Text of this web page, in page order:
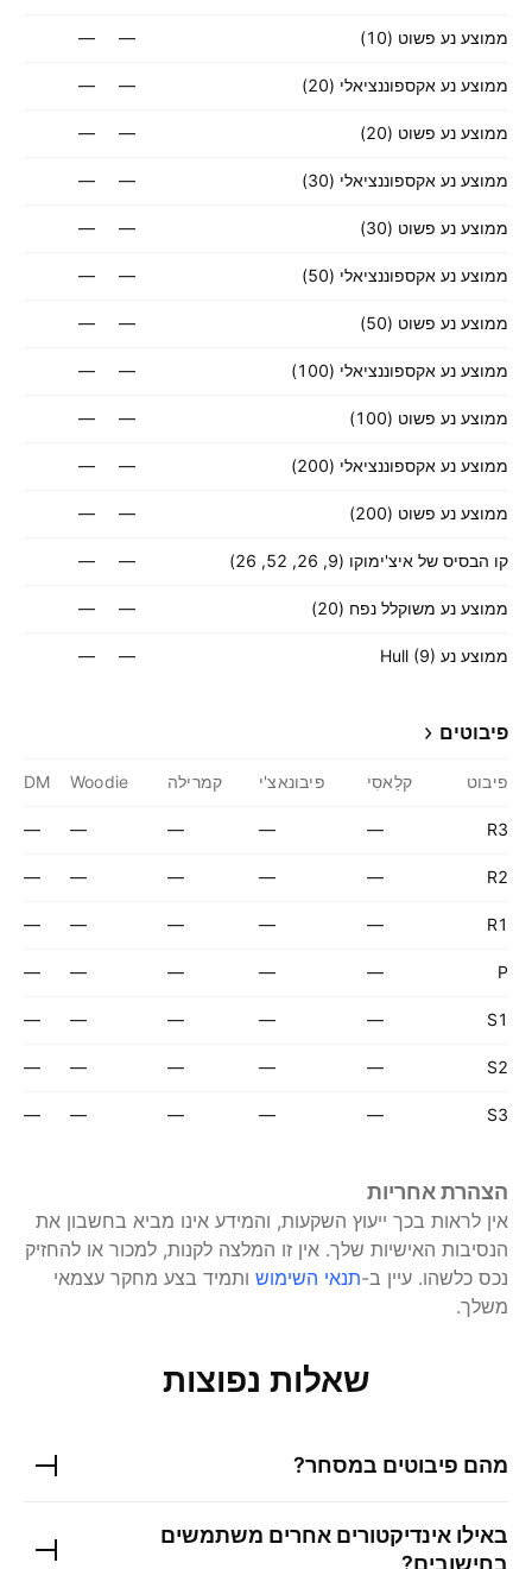
ממוצע נע פשוט (10) —
—
ממוצע נע אקספוננציאלי (20) —
—
ממוצע נע פשוט (20) —
—
ממוצע נע אקספוננציאלי (30) —
—
ממוצע נע פשוט (30) —
—
ממוצע נע אקספוננציאלי (50) —
—
ממוצע נע פשוט (50) —
—
ממוצע נע אקספוננציאלי (100) —
—
ממוצע נע פשוט (100) —
—
ממוצע נע אקספוננציאלי (200) —
—
ממוצע נע פשוט (200) —
—
קו הבסיס של איצ'ימוקו (9, 26, 52, 26) —
—
ממוצע נע משוקלל נפח (20) —
—
ממוצע נע Hull (9) —
—
פיבוטים
פיבוט קלַאסִי פיבונאצ'י קמרילה Woodie
DM
R3
—
—
—
—
—
R2
—
—
—
—
—
R1
—
—
—
—
—
P
—
—
—
—
—
S1
—
—
—
—
—
S2
—
—
—
—
—
S3
—
—
—
—
—
הצהרת אחריות
אין לראות בכך ייעוץ השקעות, והמידע אינו מביא בחשבון את
הנסיבות האישיות שלך. אין זו המלצה לקנות, למכור או להחזיק
נכס כלשהו. עיין ב-תנאי השימוש ותמיד בצע מחקר עצמאי
משלך.
שאלות נפוצות
מהם פיבוטים במסחר?
באילו אינדיקטורים אחרים משתמשים
בחישובים?